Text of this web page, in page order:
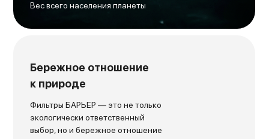
Бережное отношение
к природе
Фильтры БАРЬЕР — это не только
экологически ответственный
выбор, но и бережное отношение
Вес всего населения планеты